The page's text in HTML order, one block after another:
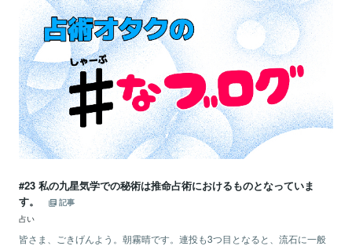
#23 私の九星気学での秘術は推命占術におけるものとなっていま
す。
記事
占い
皆さま、ごきげんよう。朝霧晴です。連投も3つ目となると、流石に一般